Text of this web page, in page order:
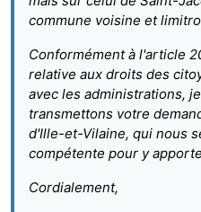
commune voisine et
Conformément à l'article
relative aux droits des
avec les administrations,
transmettons votre
d'Ille-et-Vilaine, qui nous
compétente pour y
Cordialement,